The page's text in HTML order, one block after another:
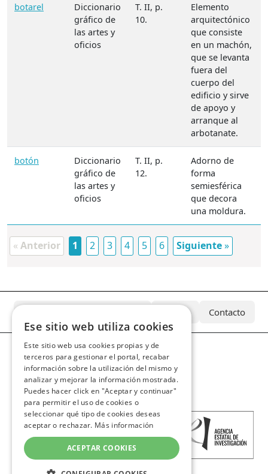
botarel
Diccionario
gráfico de
las artes y
oficios
T. II, p.
10.
Elemento
arquitectónico
que consiste
en un machón,
que se levanta
fuera del
cuerpo del
edificio y sirve
de apoyo y
arranque al
arbotanate.
botón
Diccionario
gráfico de
las artes y
oficios
T. II, p.
12.
Adorno de
forma
semiesférica
que decora
una moldura.
« Anterior 1 2 3 4 5 6 Siguiente»
Equipo Contacto
Ese sitio web utiliza cookies
Este sitio web usa cookies propias y de
terceros para gestionar el portal, recabar
información sobre la utilización del mismo y
analizar y mejorar la información mostrada.
Puedes hacer click en "Aceptar y continuar"
para permitir el uso de cookies o
seleccionar qué tipo de cookies deseas
aceptar o rechazar. Más información
ACEPTAR COOKIES